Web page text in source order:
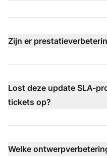
Zijn er
Lost deze update SLA-
tickets op?
Welke